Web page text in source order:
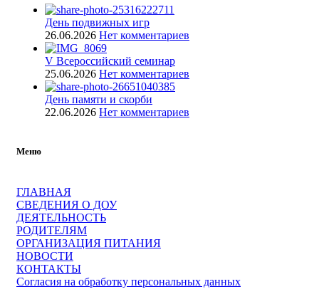
День подвижных игр
26.06.2026 Нет комментариев
V Всероссийский семинар
25.06.2026 Нет комментариев
День памяти и скорби
22.06.2026 Нет комментариев
Меню
ГЛАВНАЯ
СВЕДЕНИЯ О ДОУ
ДЕЯТЕЛЬНОСТЬ
РОДИТЕЛЯМ
ОРГАНИЗАЦИЯ ПИТАНИЯ
НОВОСТИ
КОНТАКТЫ
Согласия на обработку персональных данных